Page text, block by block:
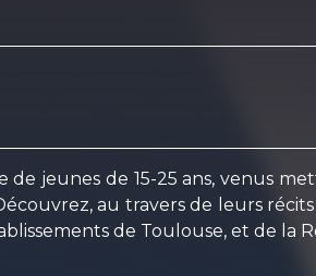
de jeunes de 15-25 ans, venus
au travers de leurs
de Toulouse, et de la